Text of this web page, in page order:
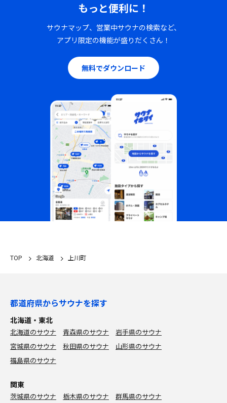
もっと便利に！
サウナマップ、営業中サウナの検索など、
アプリ限定の機能が盛りだくさん！
無料でダウンロード
TOP 北海道 上川町
都道府県からサウナを探す
北海道・東北
北海道のサウナ 青森県のサウナ
岩手県のサウナ
宮城県のサウナ
秋田県のサウナ
山形県のサウナ
福島県のサウナ
関東
茨城県のサウナ 栃木県のサウナ
群馬県のサウナ